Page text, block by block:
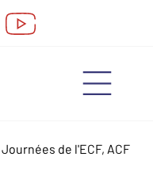
Journées de l'ECF, ACF